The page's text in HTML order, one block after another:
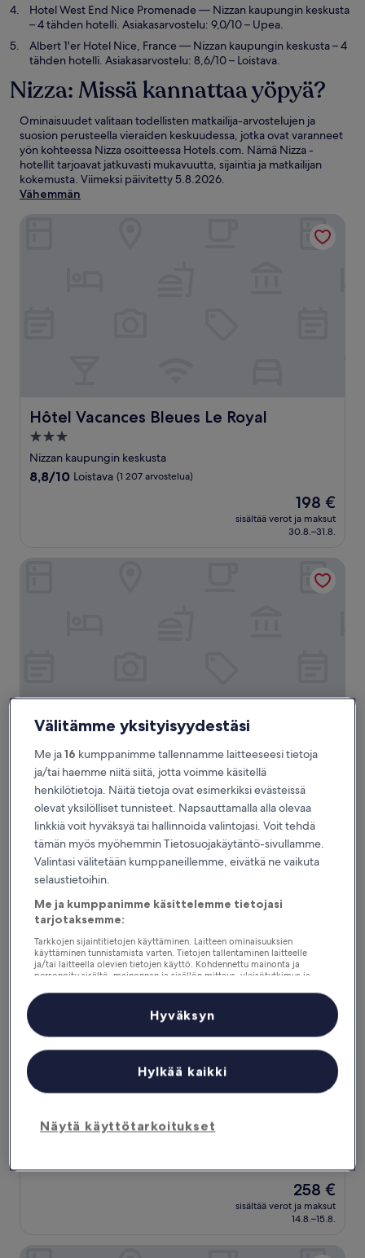
Hotel West End Nice Promenade— Nizzan kaupungin keskusta
– 4 tähden hotelli. Asiakasarvostelu: 9,0/10 – Upea.
Albert 1'er Hotel Nice, France— Nizzan kaupungin keskusta – 4
tähden hotelli. Asiakasarvostelu: 8,6/10 – Loistava.
Nizza: Missä kannattaa yöpyä?
Ominaisuudet valitaan todellisten matkailija-arvostelujen ja
suosion perusteella vieraiden keskuudessa, jotka ovat varanneet
yön kohteessa Nizza osoitteessa Hotels.com. Nämä Nizza -
hotellit tarjoavat jatkuvasti mukavuutta, sijaintia ja matkailijan
kokemusta. Viimeksi päivitetty5.8.2026.
Vähemmän
Hôtel Vacances Bleues Le Royal
Hôtel Vacances Bleues Le Royal
3.0
tähden
majoituspaikka
Nizzan kaupungin keskusta
8.8
8,8/10 Loistava (1 207 arvostelua)
Hinta
on
198 €
198 €
sisältää verot ja maksut
30.8.–31.8.
Hotel Beau Rivage
Hotel Beau Rivage
4.0
tähden
majoituspaikka
Nizzan kaupungin keskusta
8.6
kautta
10,
Loistava,
(1 012
8,6/10 Loistava (1 012 arvostelua)
Hinta
on
327 €
sisältää verot ja maksut
4.0
kautta
Hinta
on
258 €
258 €
sisältää verot ja maksut
14.8.–15.8.
Westminster Hotel & Spa Nice
Välitämme yksityisyydestäsi
Me ja16 kumppanimme tallennamme laitteeseesi tietoja
ja/tai haemme niitä siitä, jotta voimme käsitellä
henkilötietoja. Näitä tietoja ovat esimerkiksi evästeissä
olevat yksilölliset tunnisteet. Napsauttamalla alla olevaa
linkkiä voit hyväksyä tai hallinnoida valintojasi. Voit tehdä
tämän myös myöhemmin Tietosuojakäytäntö-sivullamme.
Valintasi välitetään kumppaneillemme, eivätkä ne vaikuta
selaustietoihin.
Me ja kumppanimme käsittelemme tietojasi
tarjotaksemme:
Tarkkojen sijaintitietojen käyttäminen. Laitteen ominaisuuksien
käyttäminen tunnistamista varten. Tietojen tallentaminen laitteelle
ja/tai laitteella olevien tietojen käyttö. Kohdennettu mainonta ja
personoitu sisältö, mainonnan ja sisällön mittaus, yleisötutkimus ja
Kumppanien (toimittajien) luettelo
Näytä käyttötarkoitukset
Hylkää kaikki
Hyväksyn